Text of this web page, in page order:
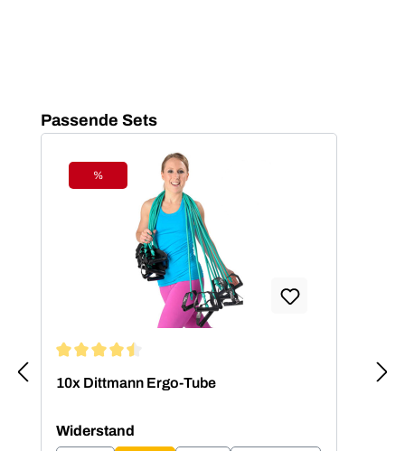
Produktgalerie überspringen
Passende Sets
Rabatt
%
Durchschnittliche Bewertung von 4.5 von 5 Sternen
10x Dittmann Ergo-Tube
Widerstand